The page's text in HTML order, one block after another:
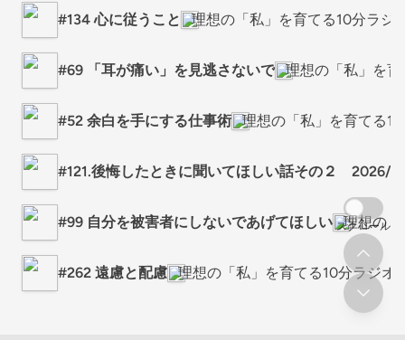
#134 心に従うこと 理想の「私」を育てる10分ラジ
#69 「耳が痛い」を見逃さないで 理想の「私」を
#52 余白を手にする仕事術 理想の「私」を育てる
#121.後悔したときに聞いてほしい話その２ 2026/3/
#99 自分を被害者にしないであげてほしい 理想の
#262 遠慮と配慮 理想の「私」を育てる10分ラジオ
スクロール